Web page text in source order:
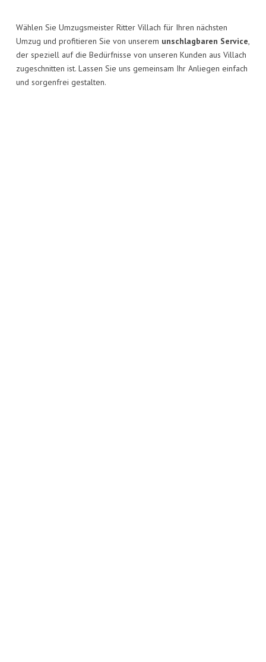
Wählen Sie Umzugsmeister Ritter Villach für Ihren nächsten
Umzug und profitieren Sie von unserem unschlagbaren Service,
der speziell auf die Bedürfnisse von unseren Kunden aus Villach
zugeschnitten ist. Lassen Sie uns gemeinsam Ihr Anliegen einfach
und sorgenfrei gestalten.